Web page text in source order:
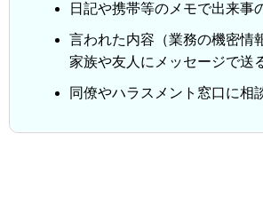
日記や携帯等のメモで出来事
言われた内容（業務の機密情
家族や友人にメッセージで送
同僚やハラスメント窓口に相